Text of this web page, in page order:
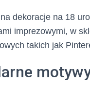
dekoracje na 18
imprezowymi, w
takich jak